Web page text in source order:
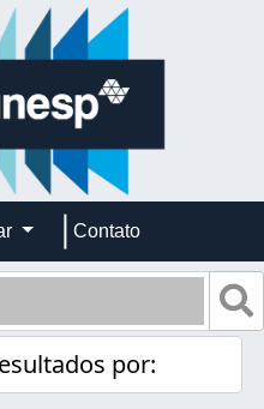
Contato
por: